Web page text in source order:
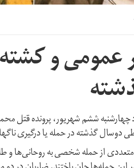
عمومی و
چهارشنبه ششم شهریور، پرونده قتل
دوسال گذشته در حمله‌ یا درگیری
از حمله شخصی به روحانی‌ها و